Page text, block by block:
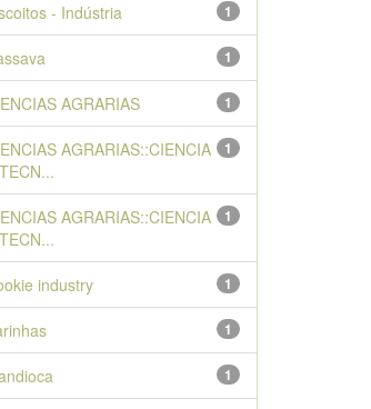
1
- Indústria
1
1
AGRARIAS
1
AGRARIAS::CIENCIA
1
AGRARIAS::CIENCIA
1
industry
1
1